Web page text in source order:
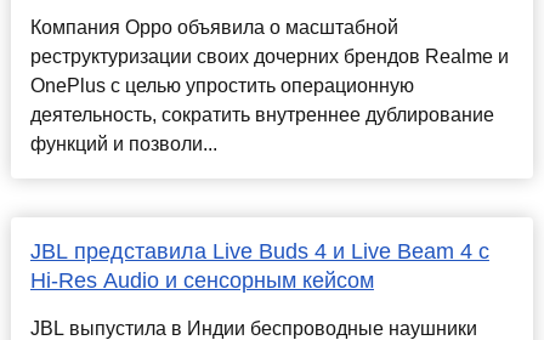
Компания Oppo объявила о масштабной
реструктуризации своих дочерних брендов Realme и
OnePlus с целью упростить операционную
деятельность, сократить внутреннее дублирование
функций и позволи...
JBL представила Live Buds 4 и Live Beam 4 с
Hi-Res Audio и сенсорным кейсом
JBL выпустила в Индии беспроводные наушники